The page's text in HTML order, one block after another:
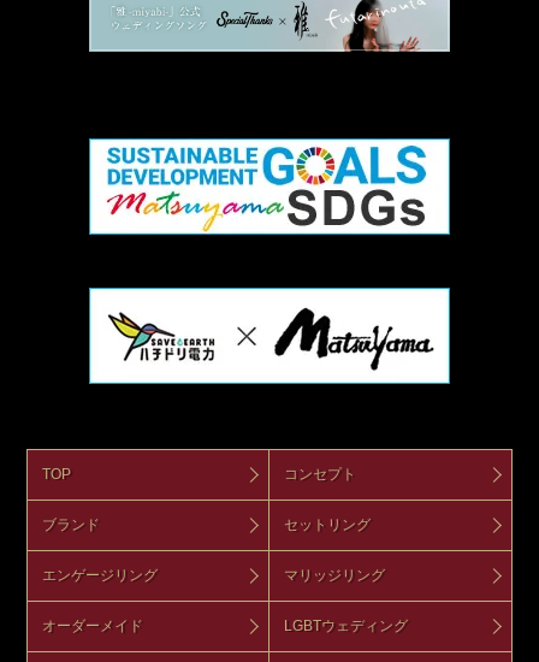
TOP コンセプト
ブランド セットリング
エンゲージリング マリッジリング
オーダーメイド LGBTウェディング